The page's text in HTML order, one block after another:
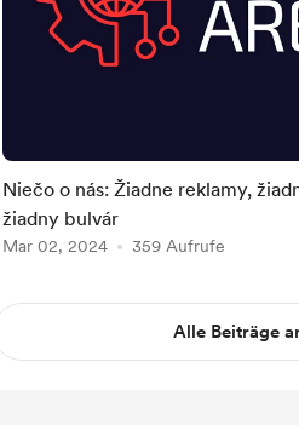
Niečo o nás: Žiadne reklamy,
žiadny bulvár
Mar 02, 2024 359 Aufrufe
Alle Beiträge